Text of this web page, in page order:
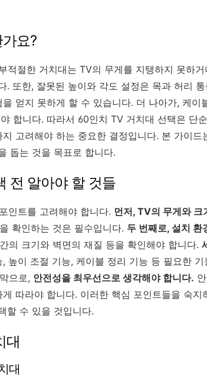
요?
절한 거치대는 TV의 무게를 지탱하지 못하거
. 또한, 잘못된 높이와 각도 설정은 목과 허리 통
얻지 못하게 할 수 있습니다. 더 나아가, 케이
합니다. 따라서 60인치 TV 거치대 선택은 단
고려해야 하는 중요한 결정입니다. 본 가이드
돕는 것을 목표로 합니다.
전 알아야 할 것들
인트를 고려해야 합니다. 먼저, TV의 무게와 크
확인하는 것은 필수입니다. 두 번째로, 설치 환
의 크기와 벽면의 재질 등을 확인해야 합니다.
, 높이 조절 기능, 케이블 정리 기능 등 필요한 기
으로, 안전성을 최우선으로 생각해야 합니다.
따라야 합니다. 이러한 핵심 포인트들을 숙지
할 수 있을 것입니다.
대
대